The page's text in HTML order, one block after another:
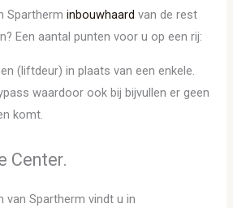
Spartherminbouwhaard van de rest
Een aantal punten voor u op een rij:
(liftdeur) in plaats van een enkele.
waardoor ook bij bijvullen er geen
komt.
Center.
van Spartherm vindt u in